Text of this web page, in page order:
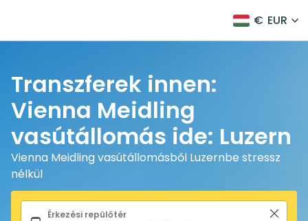
€ EUR
Transzferek innen:
Vienna Meidling
vasútállomás ide: Luzern
Vienna Meidling vasútállomásből Luzernbe stressz
nélkül
Keresőűrlap
Érkezési repülőtér